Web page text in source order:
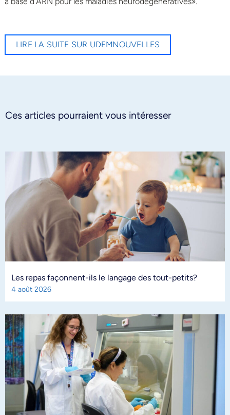
LIRE LA SUITE SUR UDEMNOUVELLES
Ces articles pourraient vous intéresser
Les repas façonnent-ils le langage des tout-petits?
4 août 2026